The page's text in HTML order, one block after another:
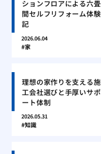
ションフロアによる六畳
間セルフリフォーム体験
記
2026.06.04
家
理想の家作りを支える施
工会社選びと手厚いサポ
ート体制
2026.05.31
知識